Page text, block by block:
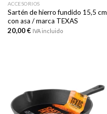
ACCESORIOS
Sartén de hierro fundido 15,5 cm
con asa / marca TEXAS
20,00€ IVA incluido